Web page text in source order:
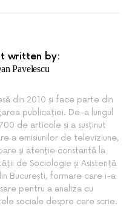
written by:
Pavelescu
din 2010 și face parte din
publicației. De-a lungul
de articole și a susținut
a emisiunilor de televiziune,
și atenție constantă la
de Sociologie și Asistență
București, formare care i-a
pentru a analiza cu
sociale despre care scrie.